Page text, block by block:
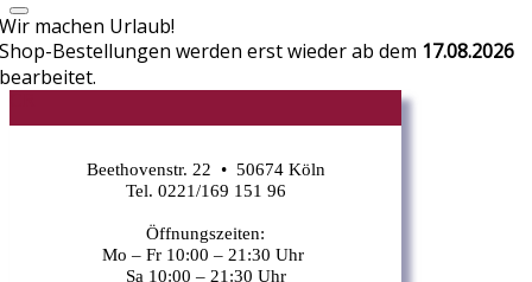
Wir machen Urlaub!
Shop-Bestellungen werden erst wieder ab dem 17.08.2026
bearbeitet.
Beethovenstr. 22 • 50674 Köln
Tel. 0221/169 151 96
Öffnungszeiten:
Mo – Fr 10:00 – 21:30 Uhr
Sa 10:00 – 21:30 Uhr